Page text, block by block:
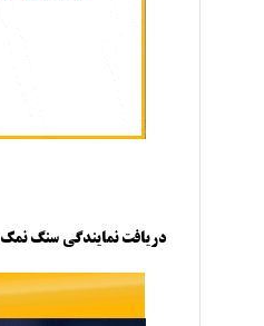
دریافت نمایندگی سنگ نمک